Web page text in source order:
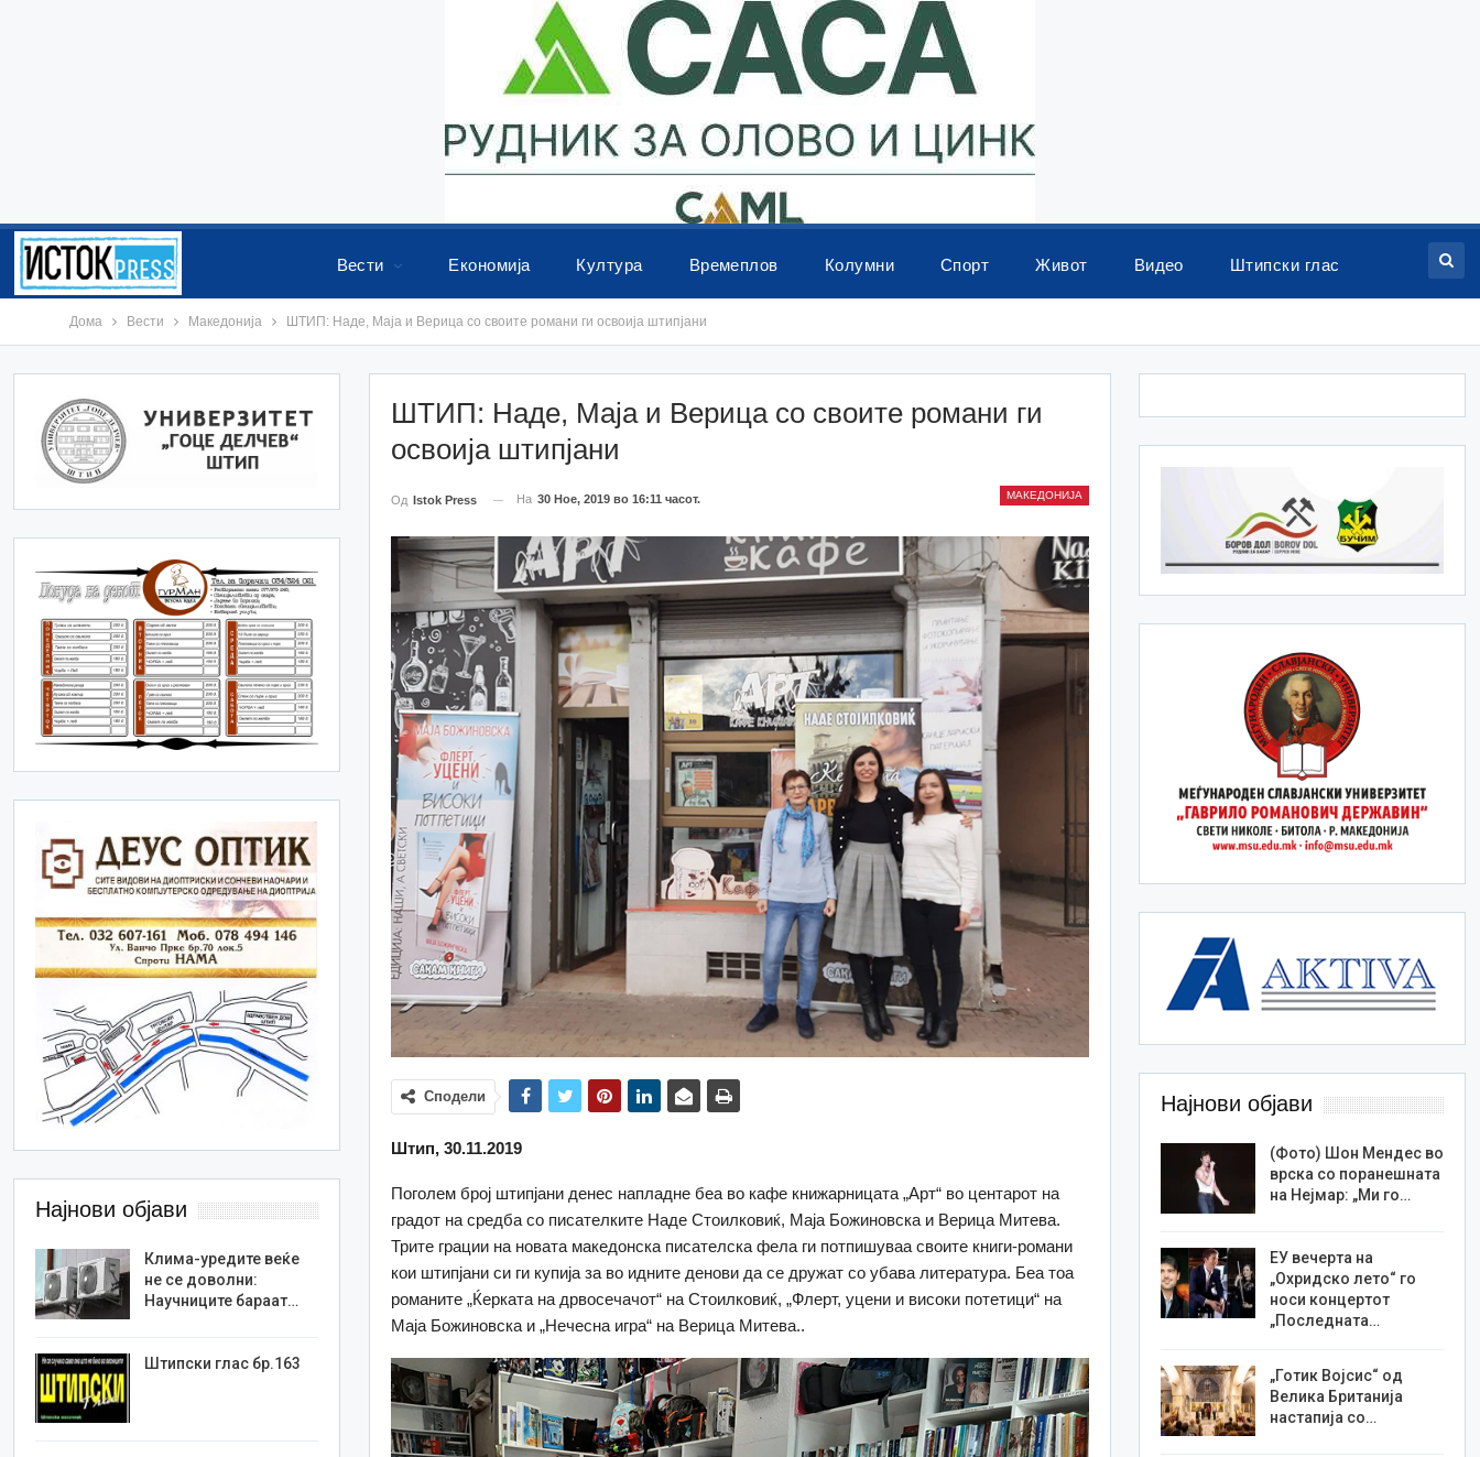
Вести Економија Култура Времеплов Колумни Спорт Живот Видео Штипски глас
Дома Вести Македонија ШТИП: Наде, Маја и Верица со своите романи ги освоија штипјани
ШТИП: Наде, Маја и Верица со своите романи ги
освоија штипјани
МАКЕДОНИЈА
Од Istok Press На 30 Ное, 2019 во 16:11 часот.
Сподели
Штип, 30.11.2019
Поголем број штипјани денес напладне беа во кафе книжарницата „Арт“ во центарот на
градот на средба со писателките Наде Стоилковиќ, Маја Божиновска и Верица Митева.
Трите грации на новата македонска писателска фела ги потпишуваа своите книги-романи
кои штипјани си ги купија за во идните денови да се дружат со убава литература. Беа тоа
романите „Ќерката на дрвосечачот“ на Стоилковиќ, „Флерт, уцени и високи потетици“ на
Маја Божиновска и „Нечесна игра“ на Верица Митева..
Најнови објави
(Фото) Шон Мендес во
врска со поранешната
на Нејмар: „Ми го…
ЕУ вечерта на
„Охридско лето“ го
носи концертот
„Последната…
„Готик Војсис“ од
Велика Британија
настапија со…
Најнови објави
Клима-уредите веќе
не се доволни:
Научниците бараат…
Штипски глас бр.163